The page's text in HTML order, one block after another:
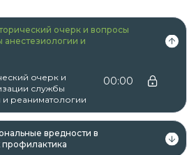
среднее
и (или) высшее
среднее
и (или) высшее
очерк и вопросы
и
очерк и
службы
и реаниматологии
00:00
вредности в
профилактика